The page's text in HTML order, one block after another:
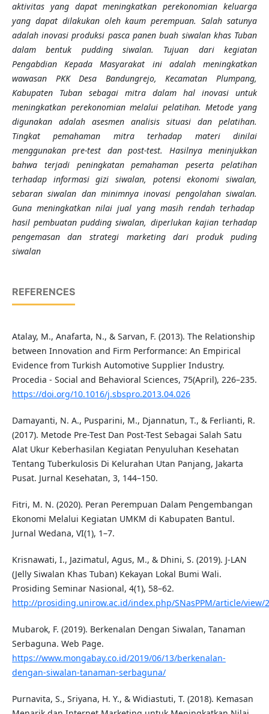
aktivitas yang dapat meningkatkan perekonomian keluarga
yang dapat dilakukan oleh kaum perempuan. Salah satunya
adalah inovasi produksi pasca panen buah siwalan khas Tuban
dalam bentuk pudding siwalan. Tujuan dari kegiatan
Pengabdian Kepada Masyarakat ini adalah meningkatkan
wawasan PKK Desa Bandungrejo, Kecamatan Plumpang,
Kabupaten Tubansebagai mitra dalam hal inovasi untuk
meningkatkan perekonomian melalui pelatihan. Metode yang
digunakan adalah asesmen analisis situasi dan pelatihan.
Tingkat pemahaman mitra terhadap materi dinilai
menggunakan pre-test dan post-test. Hasilnya meninjukkan
bahwa terjadi peningkatan pemahaman peserta pelatihan
terhadap informasi gizi siwalan, potensi ekonomi siwalan,
sebaran siwalan dan minimnya inovasi pengolahan siwalan.
Guna meningkatkan nilai jual yang masih rendah terhadap
hasil pembuatan pudding siwalan, diperlukan kajian terhadap
pengemasan dan strategi marketing dari produk puding
siwalan
REFERENCES
Atalay, M., Anafarta, N., & Sarvan, F. (2013). The Relationship
between Innovation and Firm Performance: An Empirical
Evidence from Turkish Automotive Supplier Industry.
Procedia - Social and Behavioral Sciences, 75(April), 226–235.
https://doi.org/10.1016/j.sbspro.2013.04.026
Damayanti, N. A., Pusparini, M., Djannatun, T., & Ferlianti, R.
(2017). Metode Pre-Test Dan Post-Test Sebagai Salah Satu
Alat Ukur Keberhasilan Kegiatan Penyuluhan Kesehatan
Tentang Tuberkulosis Di Kelurahan Utan Panjang, Jakarta
Pusat. Jurnal Kesehatan, 3, 144–150.
Fitri, M. N. (2020). Peran Perempuan Dalam Pengembangan
Ekonomi Melalui Kegiatan UMKM di Kabupaten Bantul.
Jurnal Wedana, VI(1), 1–7.
Krisnawati, I., Jazimatul, Agus, M., & Dhini, S. (2019). J-LAN
(Jelly Siwalan Khas Tuban) Kekayan Lokal Bumi Wali.
Prosiding Seminar Nasional, 4(1), 58–62.
http://prosiding.unirow.ac.id/index.php/SNasPPM/article/view/
Mubarok, F. (2019). Berkenalan Dengan Siwalan, Tanaman
Serbaguna. Web Page.
https://www.mongabay.co.id/2019/06/13/berkenalan-
dengan-siwalan-tanaman-serbaguna/
Purnavita, S., Sriyana, H. Y., & Widiastuti, T. (2018). Kemasan